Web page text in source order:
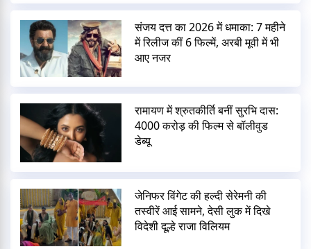
संजय दत्त का 2026 में धमाका: 7 महीने
में रिलीज कीं 6 फिल्में, अरबी मूवी में भी
आए नजर
रामायण में श्रुतकीर्ति बनीं सुरभि दास:
4000 करोड़ की फिल्म से बॉलीवुड
डेब्यू
जेनिफर विंगेट की हल्दी सेरेमनी की
तस्वीरें आई सामने, देसी लुक में दिखे
विदेशी दूल्हे राजा विलियम